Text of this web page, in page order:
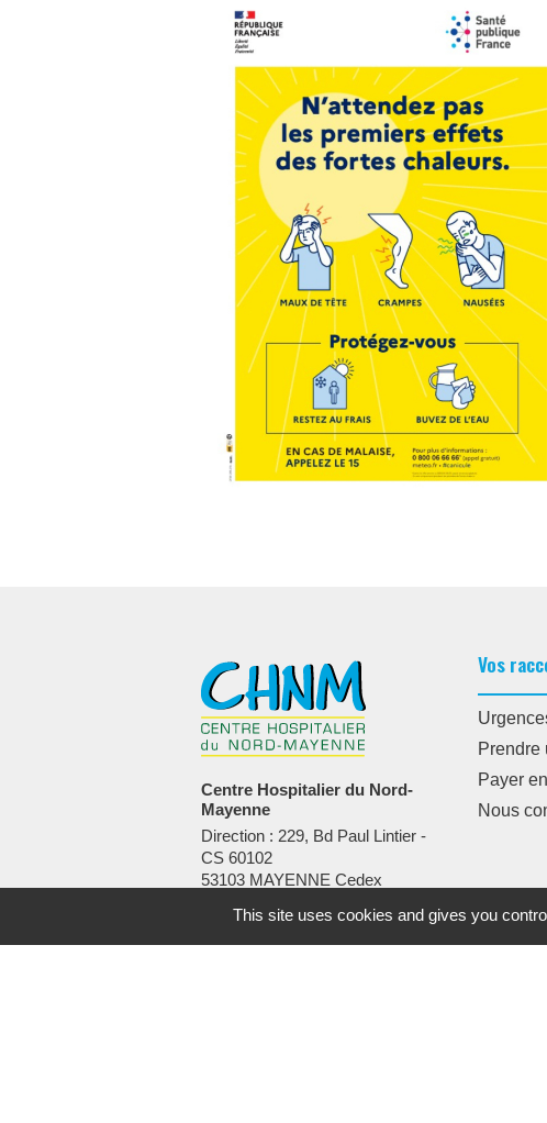
Centre Hospitalier du Nord-
Mayenne
Direction : 229, Bd Paul Lintier -
CS 60102
53103 MAYENNE Cedex
Standard :02 43 08 73 00
Vos
Prendre
Payer
Nous
This site uses cookies and gives you